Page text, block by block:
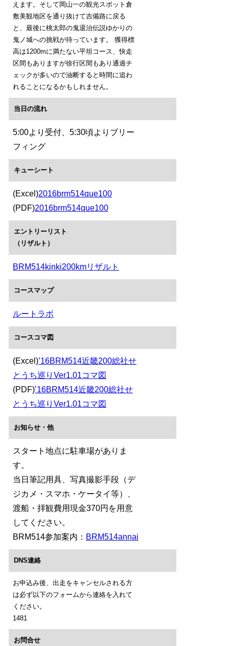
えます。そして岡山一の観光スポット倉
敷美観地区を通り抜けて吉備路に戻る
と、最後に桃太郎の鬼退治伝説ゆかりの
鬼ノ城への挑戦が待っています。 獲得標
高は1200mに満たない平坦コース、快走
区間もありますが徐行区間もあり通過チ
ェックが多いので油断すると時間に追わ
れることになるかもしれません。
当日の流れ
5:00より受付、5:30頃よりブリー
フィング
キューシート
(Excel)2016brm514que100
(PDF)2016brm514que100
エントリーリスト
（リザルト）
BRM514kinki200kmリザルト
コースマップ
ルートラボ
コースコマ図
(Excel)’16BRM514近畿200総社せ
とうち巡りVer1.01コマ図
(PDF)’16BRM514近畿200総社せ
とうち巡りVer1.01コマ図
お知らせ・他
スタート地点に駐車場がありま
す。
当日筆記用具、写真撮影手段（デ
ジカメ・スマホ・ケータイ等）、
渡船・拝観費用現金370円を用意
してください。
BRM514参加案内： BRM514annai
DNS連絡
お申込み後、出走をキャンセルされる方
は必ず以下のフォームから連絡を入れて
ください。
1481
お問合せ